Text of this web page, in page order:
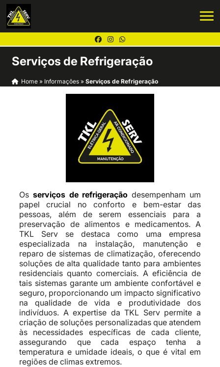
Serviços de Refrigeração
Home» Informações » Serviços de Refrigeração
Os serviços de refrigeração desempenham um
papel crucial no conforto e bem-estar das
pessoas, além de serem essenciais para a
preservação de alimentos e medicamentos. A
TKL Serv se destaca como uma empresa
especializada na instalação, manutenção e
reparo de sistemas de climatização, oferecendo
soluções de alta qualidade tanto para ambientes
residenciais quanto comerciais. A eficiência de
tais sistemas garante um ambiente confortável e
seguro, proporcionando um impacto significativo
na qualidade de vida e produtividade dos
indivíduos. A expertise da TKL Serv permite a
criação de soluções personalizadas que atendem
às necessidades específicas de cada cliente,
assegurando que cada espaço tenha a
temperatura e umidade ideais, o que é vital em
regiões de climas extremos.